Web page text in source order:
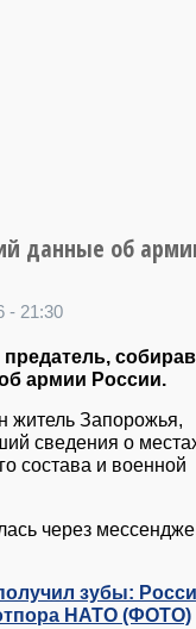
данные об
- 21:30
предатель,
армии России.
житель Запорожья,
сведения о
состава и военной
через
зубы:
НАТО (ФОТО)